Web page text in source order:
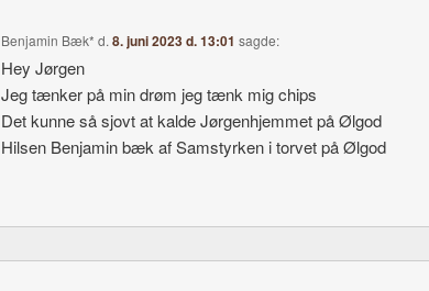
Benjamin Bæk* d.8. juni 2023 d. 13:01 sagde:
Hey Jørgen
Jeg tænker på min drøm jeg tænk mig chips
Det kunne så sjovt at kalde Jørgenhjemmet på Ølgod
Hilsen Benjamin bæk af Samstyrken i torvet på Ølgod